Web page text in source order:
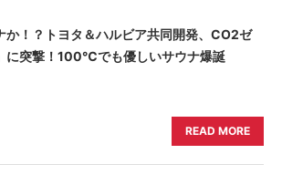
か！？トヨタ＆ハルビア共同開発、CO2ゼ
に突撃！100℃でも優しいサウナ爆誕
READ MORE